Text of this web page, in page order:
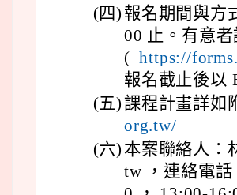
(四) 報名期間與方
00 止。有意
(https://
報名截止後以
(五)課程計畫詳如
org.tw/
(六) 本案聯絡人：
tw ，連絡電